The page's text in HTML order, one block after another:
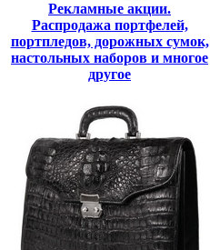
Рекламные акции.
Распродажа портфелей,
портпледов, дорожных сумок,
настольных наборов и многое
другое